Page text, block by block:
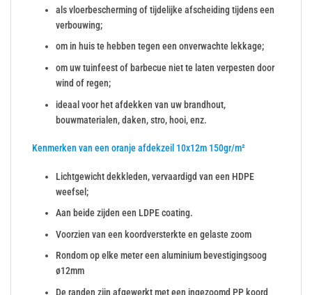
als vloerbescherming of tijdelijke afscheiding tijdens een
verbouwing;
om in huis te hebben tegen een onverwachte lekkage;
om uw tuinfeest of barbecue niet te laten verpesten door
wind of regen;
ideaal voor het afdekken van uw brandhout,
bouwmaterialen, daken, stro, hooi, enz.
Kenmerken van een oranje afdekzeil 10x12m 150gr/m²
Lichtgewicht dekkleden, vervaardigd van een HDPE
weefsel;
Aan beide zijden een LDPE coating.
Voorzien van een koordversterkte en gelaste zoom
Rondom op elke meter een aluminium bevestigingsoog
ø12mm
De randen zijn afgewerkt met een ingezoomd PP koord